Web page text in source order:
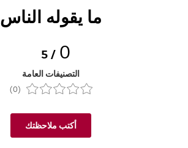
ما يقوله الناس
0
/ 5
التصنيفات العامة
(0)
أكتب ملاحظتك